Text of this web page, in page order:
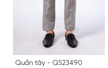
Quần tây - QS23490